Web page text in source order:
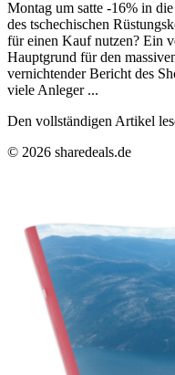
Montag um satte -16% in
des tschechischen
für einen Kauf nutzen? Ein
Hauptgrund für den
vernichtender Bericht des
viele Anleger ...
Den vollständigen Artikel
© 2026 sharedeals.de